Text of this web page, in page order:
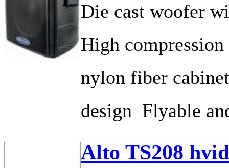
Die cast woofer
High compression
nylon fiber
design  Flyable
Alto TS208